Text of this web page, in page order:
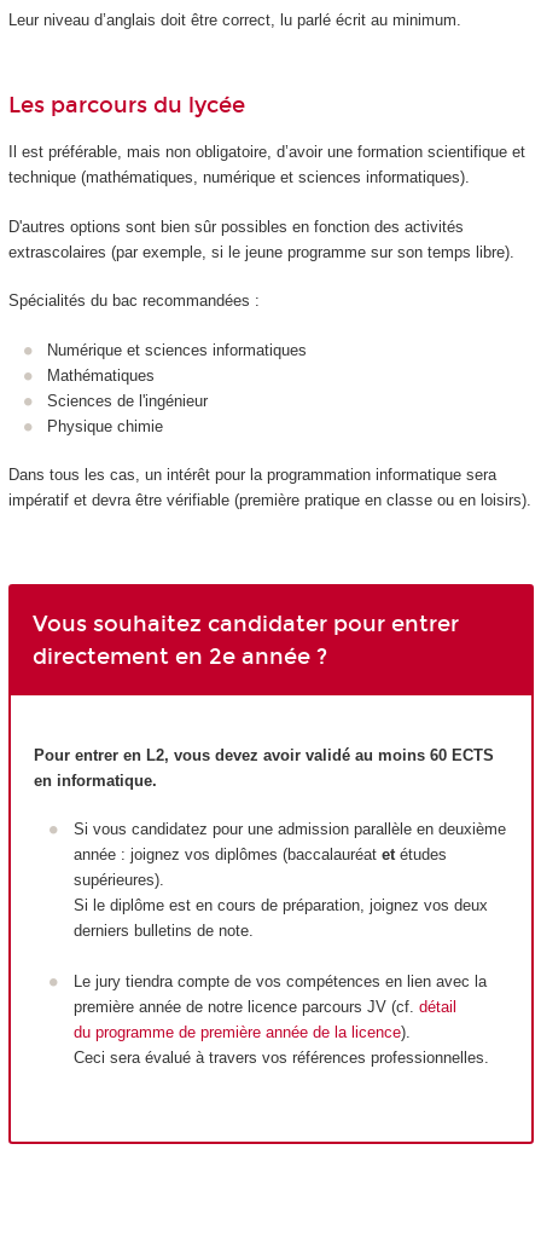
Leur niveau d’anglais doit être correct, lu parlé écrit au minimum.
Les parcours du lycée
Il est préférable, mais non obligatoire, d’avoir une formation scientifique et
technique (mathématiques, numérique et sciences informatiques).
D'autres options sont bien sûr possibles en fonction des activités
extrascolaires (par exemple, si le jeune programme sur son temps libre).
Spécialités du bac recommandées :
Numérique et sciences informatiques
Mathématiques
Sciences de l'ingénieur
Physique chimie
Dans tous les cas, un intérêt pour la programmation informatique sera
impératif et devra être vérifiable (première pratique en classe ou en loisirs).
Vous souhaitez candidater pour entrer
directement en 2e année ?
Pour entrer en L2, vous devez avoir validé au moins 60 ECTS
en informatique.
Si vous candidatez pour une admission parallèle en deuxième
année : joignez vos diplômes (baccalauréat etétudes
supérieures).
Si le diplôme est en cours de préparation, joignez vos deux
derniers bulletins de note.
Le jury tiendra compte de vos compétences en lien avec la
première année de notre licence parcours JV (cf. détail
du programme de première année de la licence).
Ceci sera évalué à travers vos références professionnelles.